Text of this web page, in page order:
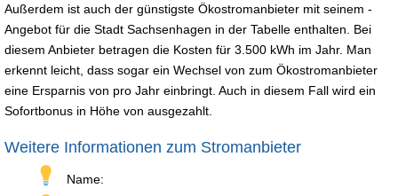
Außerdem ist auch der günstigste Ökostromanbieter mit seinem -
Angebot für die Stadt Sachsenhagen in der Tabelle enthalten. Bei
diesem Anbieter betragen die Kosten für 3.500 kWh im Jahr. Man
erkennt leicht, dass sogar ein Wechsel von zum Ökostromanbieter
eine Ersparnis von pro Jahr einbringt. Auch in diesem Fall wird ein
Sofortbonus in Höhe von ausgezahlt.
Weitere Informationen zum Stromanbieter
Name: